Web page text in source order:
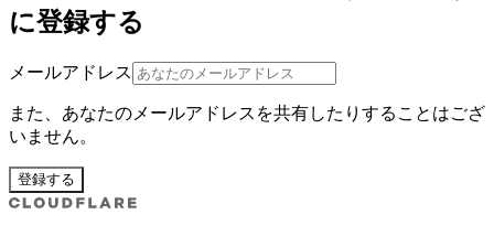
に登録する
メールアドレス
また、あなたのメールアドレスを共有したりすることはござ
いません。
登録する